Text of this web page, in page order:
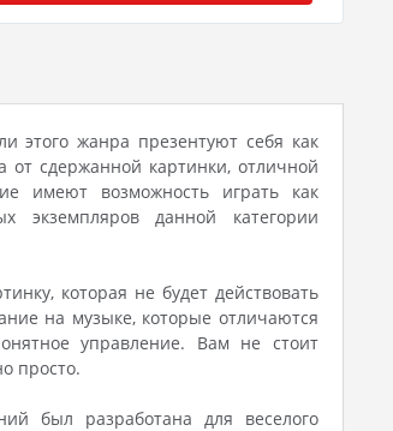
этого жанра презентуют себя как
сдержанной картинки, отличной
имеют возможность играть как
экземпляров данной категории
которая не будет действовать
на музыке, которые отличаются
управление. Вам не стоит
просто.
был разработана для веселого